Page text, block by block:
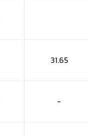
31.65
-